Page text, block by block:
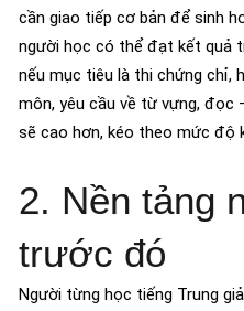
cần giao tiếp cơ bản để sinh
người học có thể đạt kết quả
nếu mục tiêu là thi chứng chỉ,
môn, yêu cầu về từ vựng, đọc
sẽ cao hơn, kéo theo mức độ
2. Nền tảng
trước đó
Người từng học tiếng Trung